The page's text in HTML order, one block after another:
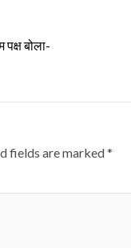
बोला-
fields are marked*